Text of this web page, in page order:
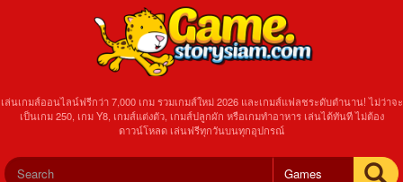
เล่นเกมส์ออนไลน์ฟรีกว่า 7,000 เกม รวมเกมส์ใหม่ 2026 และเกมส์แฟลชระดับตำนาน! ไม่ว่าจะ
เป็นเกม 250, เกม Y8, เกมส์แต่งตัว, เกมส์ปลูกผัก หรือเกมทำอาหาร เล่นได้ทันที ไม่ต้อง
ดาวน์โหลด เล่นฟรีทุกวันบนทุกอุปกรณ์